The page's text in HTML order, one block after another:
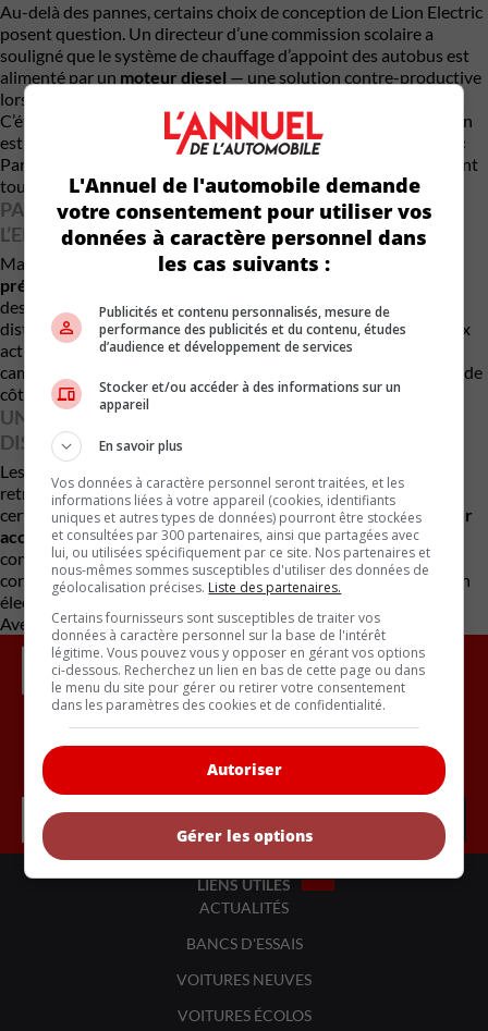
Au-delà des pannes, certains choix de conception de Lion Electric
posent question. Un directeur d’une commission scolaire a
souligné que le système de chauffage d’appoint des autobus est
alimenté par un moteur diesel — une solution contre-productive
lorsque l’on veut proposer un transport 100 % zéro émission. «
C’était fascinant d’en voir le fonctionnement, mais la conception
est défectueuse », a-t-il déclaré sous le couvert de l’anonymat. «
Par exemple, les prises d’air sont orientées vers le bas et aspirent
toutes les poussières sur les routes de campagne. »
PAS D’AIDE EN VUE DE LA DIRECTION DE
L’ENTREPRISE
Malgré un
nouvel apport de capitaux de Vincent Chiara,
président du Groupe MACH (Québec)
des dirigeants de Lion Electric, l’aide tant attendue par les
districts semble inexistante. Il apparaît plutôt que les nouveaux
actionnaires se concentrent sur leur activité de production de
camions électriques de classe 8, basée à Saint-Jérôme, laissant de
côté le cas des autobus scolaires défectueux.
UN RETOUR EN ARRIÈRE POUR DE NOMBREUX
DISTRICTS
Les districts ayant espéré faire leur transformation verte se
retrouvent donc avec desvéhicules défectueux, tandis que
certains pensent mêmeà demander le remboursement de leur
acompte afin d’acheter d’autres modèles. Espérons que les
commission scolaires prendront conscience de l’existence de
constructeurs plus fiables, pouvant assurer leur transformation
électrique de manière sécuritaire et efficace.
Avec des renseignements d’Electrek
Inscrivez vous à l'infolettre.
LIENS UTILES
ACTUALITÉS
BANCS D'ESSAIS
VOITURES NEUVES
VOITURES ÉCOLOS
L'Annuel de l'automobile demande
votre consentement pour utiliser vos
données à caractère personnel dans
les cas suivants :
Publicités et contenu personnalisés, mesure de
performance des publicités et du contenu, études
d’audience et développement de services
Stocker et/ou accéder à des informations sur un
appareil
En savoir plus
Vos données à caractère personnel seront traitées, et les
informations liées à votre appareil (cookies, identifiants
uniques et autres types de données) pourront être stockées
et consultées par 300 partenaires, ainsi que partagées avec
lui, ou utilisées spécifiquement par ce site. Nos partenaires et
nous-mêmes sommes susceptibles d'utiliser des données de
géolocalisation précises. Liste des partenaires.
Certains fournisseurs sont susceptibles de traiter vos
données à caractère personnel sur la base de l'intérêt
légitime. Vous pouvez vous y opposer en gérant vos options
ci-dessous. Recherchez un lien en bas de cette page ou dans
le menu du site pour gérer ou retirer votre consentement
dans les paramètres des cookies et de confidentialité.
Autoriser
Gérer les options